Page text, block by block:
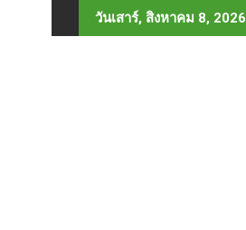
to
วันเสาร์, สิงหาคม 8, 2026